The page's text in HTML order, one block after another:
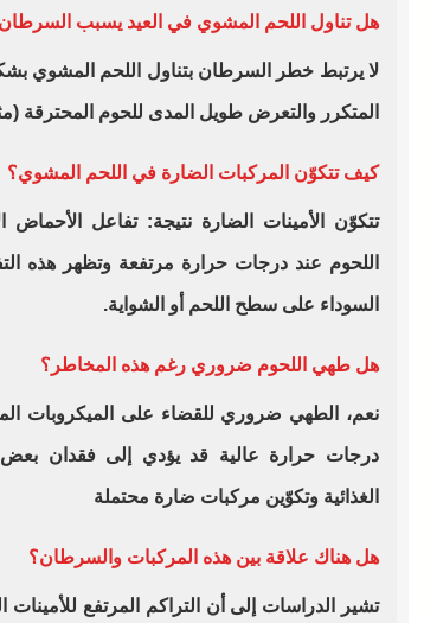
هل تناول اللحم المشوي في العيد يسبب
لا يرتبط خطر السرطان بتناول اللحم المشوي
المتكرر والتعرض طويل المدى للحوم المحترقة
كيف تتكوّن المركبات الضارة في اللحم المشوي؟
تتكوّن الأمينات الضارة نتيجة: تفاعل الأحماض
اللحوم عند درجات حرارة مرتفعة وتظهر هذه
السوداء على سطح اللحم أو الشواية.
هل طهي اللحوم ضروري رغم هذه المخاطر؟
نعم، الطهي ضروري للقضاء على الميكروبات
درجات حرارة عالية قد يؤدي إلى فقدان بعض
الغذائية وتكوّين مركبات ضارة محتملة
هل هناك علاقة بين هذه المركبات والسرطان؟
تشير الدراسات إلى أن التراكم المرتفع